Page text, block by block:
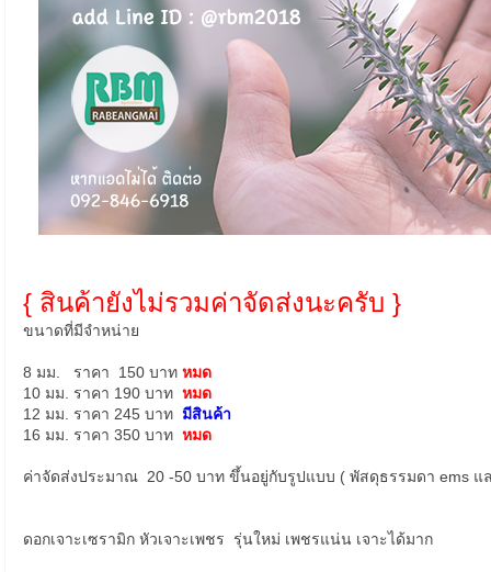
{ สินค้ายังไม่รวมค่าจัดส่งนะครับ }
ขนาดที่มีจำหน่าย
8 มม. ราคา 150 บาท หมด
10 มม. ราคา 190 บาท หมด
12 มม. ราคา 245 บาท มีสินค้า
16 มม. ราคา 350 บาท หมด
ค่าจัดส่งประมาณ 20 -50 บาท ขึ้นอยู่กับรูปแบบ ( พัสดุธรรมดา ems แ
ดอกเจาะเซรามิก หัวเจาะเพชร รุ่นใหม่ เพชรแน่น เจาะได้มาก